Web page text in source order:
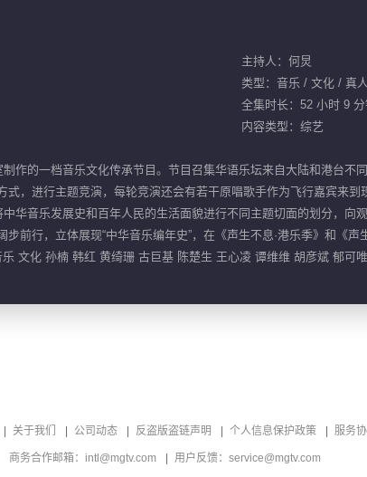
主持人：何炅
类型：音乐 / 文化 / 真
全集时长：52 小时 9
内容类型：综艺
作的一档音乐文化传承节目。节目召集华语乐坛来自大陆和港台
，进行主题竞演，每轮竞演还会有若干原唱歌手作为飞行嘉宾来
华音乐发展史和百年人民的生活面貌进行不同主题切面的划分，
前行，立体展现“中华音乐编年史”，在《声生不息·港乐季》和《
文化 孙楠 韩红 黄绮珊 古巨基 陈楚生 王心凌 谭维维 胡彦斌 郁可
关于我们 公司动态 反盗版盗链声明 个人信息保护政策 服务
商务合作邮箱：intl@mgtv.com 用户反馈：service@mgtv.com